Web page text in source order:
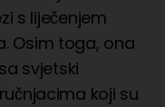
s liječenjem
Osim toga, ona
svjetski
koji su